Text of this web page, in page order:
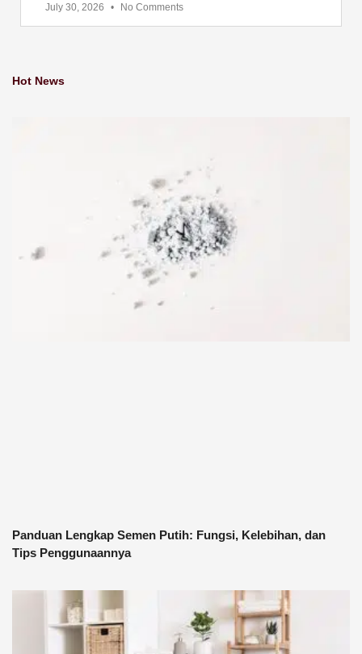
July 30, 2026 No Comments
Hot News
Panduan Lengkap Semen Putih: Fungsi, Kelebihan, dan
Tips Penggunaannya